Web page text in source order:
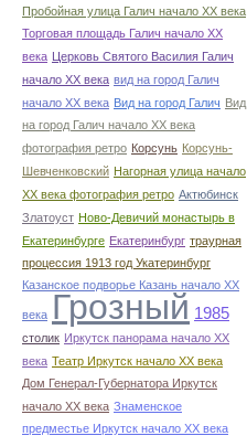
Пробойная улица Галич начало ХХ века
Торговая площадь Галич начало ХХ
века Церковь Святого Василия Галич
начало ХХ века вид на город Галич
начало ХХ века Вид на город Галич Вид
на город Галич начало ХХ века
фотография ретро Корсунь Корсунь-
Шевченковский Нагорная улица начало
ХХ века фотография ретро Актюбинск
Златоуст Ново-Девичий монастырь в
Екатеринбурге Екатеринбург траурная
процессия 1913 год Укатеринбург
Казанское подворье Казань начало ХХ
века Грозный 1985
столик Иркутск панорама начало ХХ
века Театр Иркутск начало ХХ века
Дом Генерал-Губернатора Иркутск
начало ХХ века Знаменское
предместье Иркутск начало ХХ века